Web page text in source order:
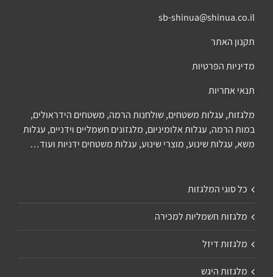
sb-shinua@shinua.co.il
תקנון האתר
מדיניות הפרטיות
תנאי אחריות
מלגזות, עגלות משטחים, שולחנות הרמה, משטחים הידראולים,
במות הרמה, עגלות אלומיניום, מלגזונים חשמליים וידניים, עגלות
משא, עגלות שינוע, מוצרי שינוע, עגלות משטחים ידניות ועוד…
כל סוגי המלגזות
מלגזות חשמליות למכירה
מלגזות דיזל
מלגזות היגש